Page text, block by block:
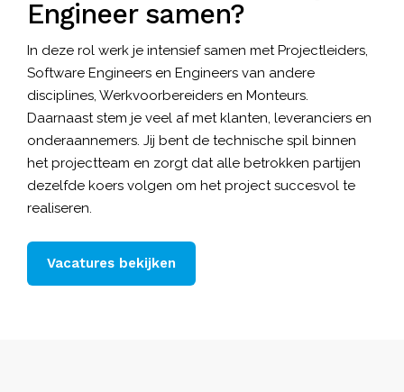
Engineer samen?
In deze rol werk je intensief samen met Projectleiders,
Software Engineers en Engineers van andere
disciplines, Werkvoorbereiders en Monteurs.
Daarnaast stem je veel af met klanten, leveranciers en
onderaannemers. Jij bent de technische spil binnen
het projectteam en zorgt dat alle betrokken partijen
dezelfde koers volgen om het project succesvol te
realiseren.
Vacatures bekijken